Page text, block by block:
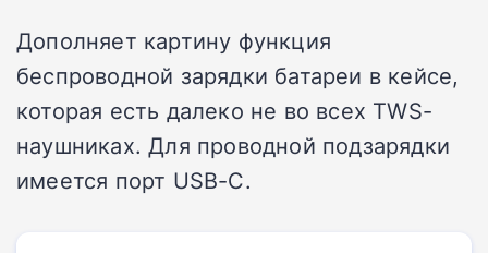
Дополняет картину функция
беспроводной зарядки батареи в кейсе,
которая есть далеко не во всех TWS-
наушниках. Для проводной подзарядки
имеется порт USB-C.